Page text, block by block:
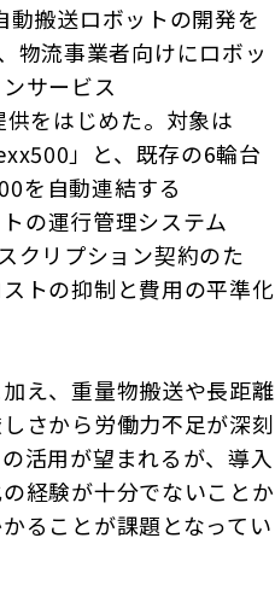
動搬送ロボットの開発を
物流事業者向けにロボッ
サービス
供をはじめた。対象は
」と、既存の6輪台
を自動連結する
の運行管理システム
クリプション契約のた
トの抑制と費用の平準化
え、重量物搬送や長距離
さから労働力不足が深刻
活用が望まれるが、導入
経験が十分でないことか
ることが課題となってい